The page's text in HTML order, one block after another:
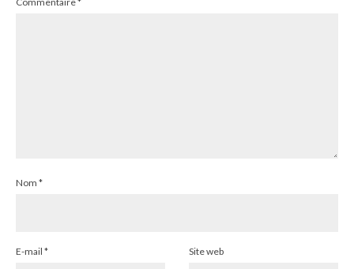
Nom *
E-mail * Site web